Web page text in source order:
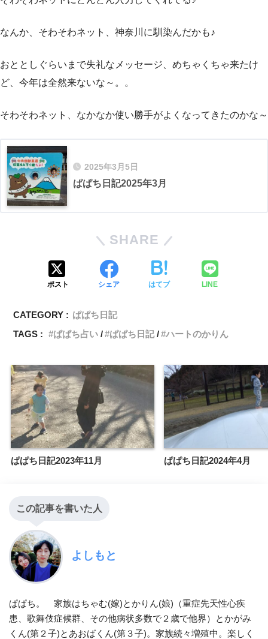
なんか、そわそわネット、神奈川に馴染んだかも♪
おととしぐらいまで失礼なメッセージ、めちゃくちゃ来たけ
ど、今年は全然来ないな～。。
そわそわネット、なかなか使い勝手がよくなってきたのかな～
2025年3月5日
ぱぱち日記2025年3月
SHARE
ポスト シェア はてブ LINE
CATEGORY : ぱぱち日記
TAGS :
ぱぱち占い ぱぱち日記 ハートのかりん
ぱぱち日記2023年11月 ぱぱち日記2024年4月
この記事を書いた人
よしもと
ぱぱち。 家族はちゃむ(嫁)とかりん(娘)（重症先天性心疾
患、歌舞伎症候群、その他病状多数で２歳で他界）とかがみ
くん(第２子)とあおばくん(第３子)。家族続々増殖中。楽しく